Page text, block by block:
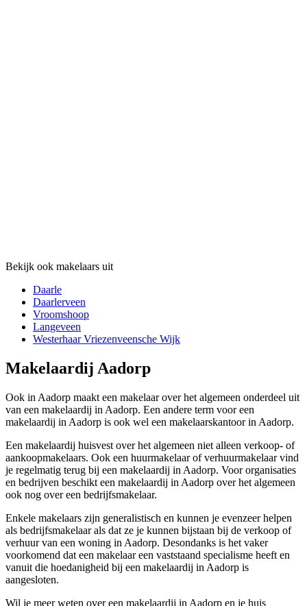
Bekijk ook makelaars uit
Daarle
Daarlerveen
Vroomshoop
Langeveen
Westerhaar Vriezenveensche Wijk
Makelaardij Aadorp
Ook in Aadorp maakt een makelaar over het algemeen onderdeel uit
van een makelaardij in Aadorp. Een andere term voor een
makelaardij in Aadorp is ook wel een makelaarskantoor in Aadorp.
Een makelaardij huisvest over het algemeen niet alleen verkoop- of
aankoopmakelaars. Ook een huurmakelaar of verhuurmakelaar vind
je regelmatig terug bij een makelaardij in Aadorp. Voor organisaties
en bedrijven beschikt een makelaardij in Aadorp over het algemeen
ook nog over een bedrijfsmakelaar.
Enkele makelaars zijn generalistisch en kunnen je evenzeer helpen
als bedrijfsmakelaar als dat ze je kunnen bijstaan bij de verkoop of
verhuur van een woning in Aadorp. Desondanks is het vaker
voorkomend dat een makelaar een vaststaand specialisme heeft en
vanuit die hoedanigheid bij een makelaardij in Aadorp is
aangesloten.
Wil je meer weten over een makelaardij in Aadorp en je huis